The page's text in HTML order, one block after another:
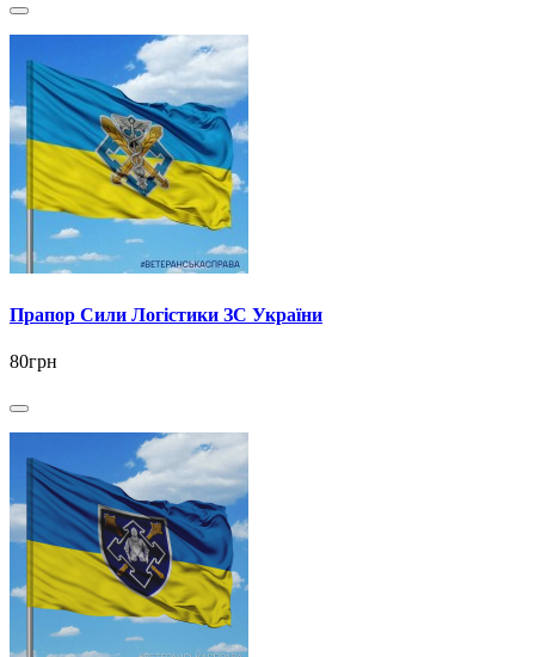
Прапор Сили Логістики ЗС України
80грн